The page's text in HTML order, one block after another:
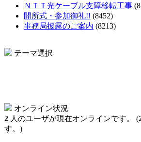
ＮＴＴ光ケーブル支障移転工事
開所式・参加御礼!! (8452)
事務局披露のご案内 (8213)
テーマ選択
オンライン状況
2 人のユーザが現在オンラインです。 (
す。)